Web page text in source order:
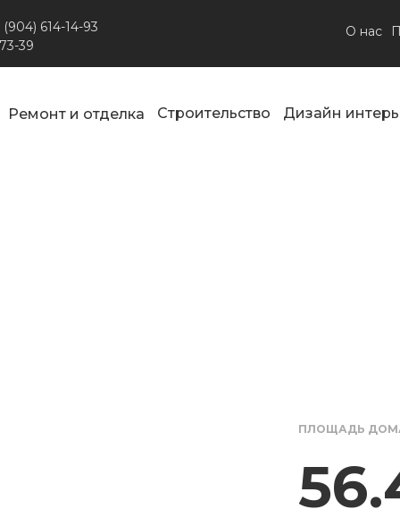
(904) 614-14-93
39
О нас
Ремонт и отделка Строительство Дизайн
ПЛОЩАДЬ